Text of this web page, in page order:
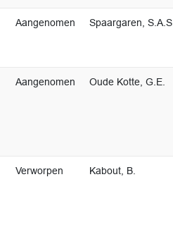
Aangenomen Spaargaren, S.A.S.
Aangenomen Oude Kotte, G.E.
Verworpen Kabout, B.